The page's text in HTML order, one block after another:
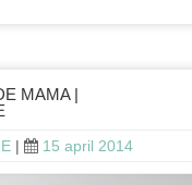
MAMA |
| 15 april 2014